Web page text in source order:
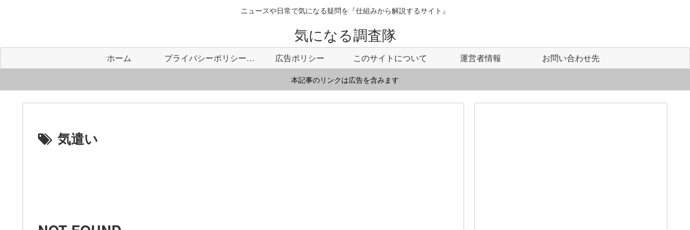
ニュースや日常で気になる疑問を『仕組みから解説するサイト』
気になる調査隊
ホーム プライバシーポリシー・免責事項 広告ポリシー このサイトについて 運営者情報 お問い合わせ先
本記事のリンクは広告を含みます
気遣い